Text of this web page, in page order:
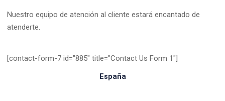
Nuestro equipo de atención al cliente estará encantado de
atenderte.
[contact-form-7 id="885" title="Contact Us Form 1"]
España